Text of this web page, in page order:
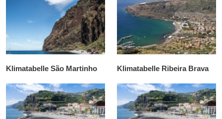
Klimatabelle São Martinho Klimatabelle Ribeira Brava